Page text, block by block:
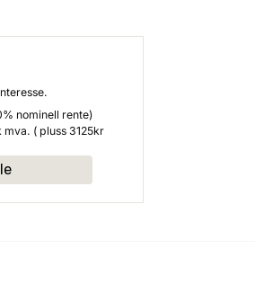
nominell rente)
( pluss 3125kr